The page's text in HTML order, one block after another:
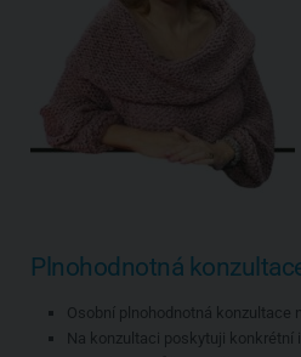
Plnohodnotná
Osobní plnohodnotná konzultace
Na konzultaci poskytuji konkrétní